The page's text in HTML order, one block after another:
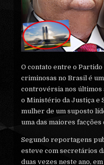
O contato entre o
criminosas no Brasil é
controvérsia nos últimos
o Ministério da Justiça e
mulher de um suposto
uma das maiores
Segundo reportagens
esteve com secretários
duas vezes neste ano,